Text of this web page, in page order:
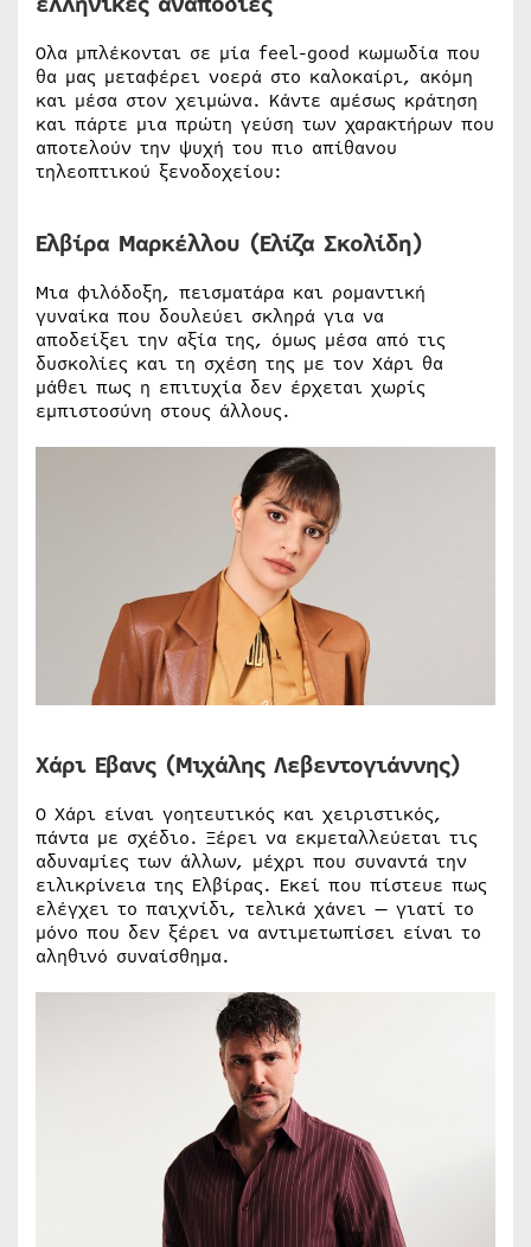
Ολα μπλέκονται σε μία feel-good κωμωδία που
θα μας μεταφέρει νοερά στο καλοκαίρι, ακόμη
και μέσα στον χειμώνα. Κάντε αμέσως κράτηση
και πάρτε μια πρώτη γεύση των χαρακτήρων που
αποτελούν την ψυχή του πιο απίθανου
τηλεοπτικού ξενοδοχείου:
Ελβίρα Μαρκέλλου (Ελίζα Σκολίδη)
Μια φιλόδοξη, πεισματάρα και ρομαντική
γυναίκα που δουλεύει σκληρά για να
αποδείξει την αξία της, όμως μέσα από τις
δυσκολίες και τη σχέση της με τον Χάρι θα
μάθει πως η επιτυχία δεν έρχεται χωρίς
εμπιστοσύνη στους άλλους.
Χάρι Εβανς (Μιχάλης Λεβεντογιάννης)
Ο Χάρι είναι γοητευτικός και χειριστικός,
πάντα με σχέδιο. Ξέρει να εκμεταλλεύεται τις
αδυναμίες των άλλων, μέχρι που συναντά την
ειλικρίνεια της Ελβίρας. Εκεί που πίστευε πως
ελέγχει το παιχνίδι, τελικά χάνει — γιατί το
μόνο που δεν ξέρει να αντιμετωπίσει είναι το
αληθινό συναίσθημα.